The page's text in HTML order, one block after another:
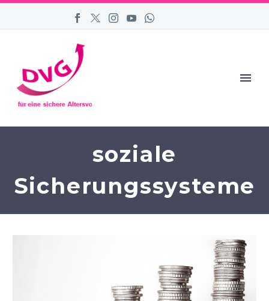
soziale
Sicherungssysteme